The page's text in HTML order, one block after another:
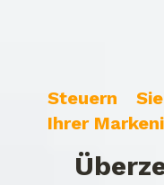
Steuern
Ihrer